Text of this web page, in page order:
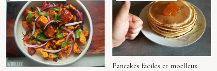
Pancakes faciles et moelleux